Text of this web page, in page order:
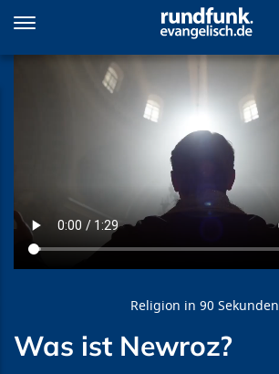
zum
Inhalt
Was ist Newroz?
Religion in 90 Sekunden
Was ist Newroz?